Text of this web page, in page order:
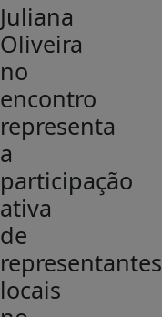
Juliana
Oliveira
no
encontro
representa
a
participação
ativa
de
representantes
locais